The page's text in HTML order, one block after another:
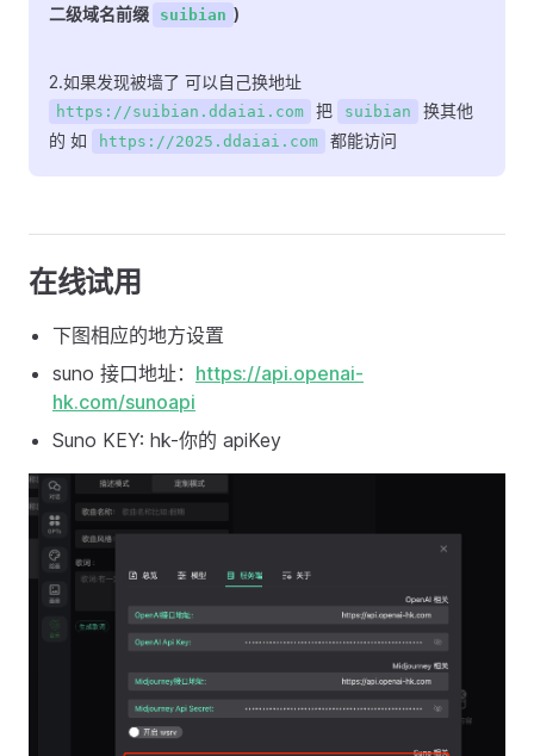
二级域名前缀
suibian )
2.如果发现被墙了 可以自己换地址
https://suibian.ddaiai.com 把 suibian
换其他
的 如
https://2025.ddaiai.com 都能访问
在线试用
下图相应的地方设置
suno 接口地址： https://api.openai-
hk.com/sunoapi
Suno KEY: hk-你的 apiKey